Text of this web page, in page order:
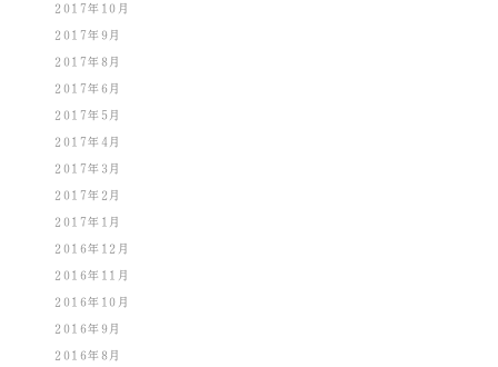
2017年10月
2017年9月
2017年8月
2017年6月
2017年5月
2017年4月
2017年3月
2017年2月
2017年1月
2016年12月
2016年11月
2016年10月
2016年9月
2016年8月